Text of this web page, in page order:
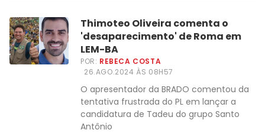
Thimoteo Oliveira comenta o
'desaparecimento' de Roma em
LEM-BA
POR: REBECA COSTA
26.AGO.2024 ÀS 08H57
O apresentador da BRADO comentou da
tentativa frustrada do PL em lançar a
candidatura de Tadeu do grupo Santo
Antônio